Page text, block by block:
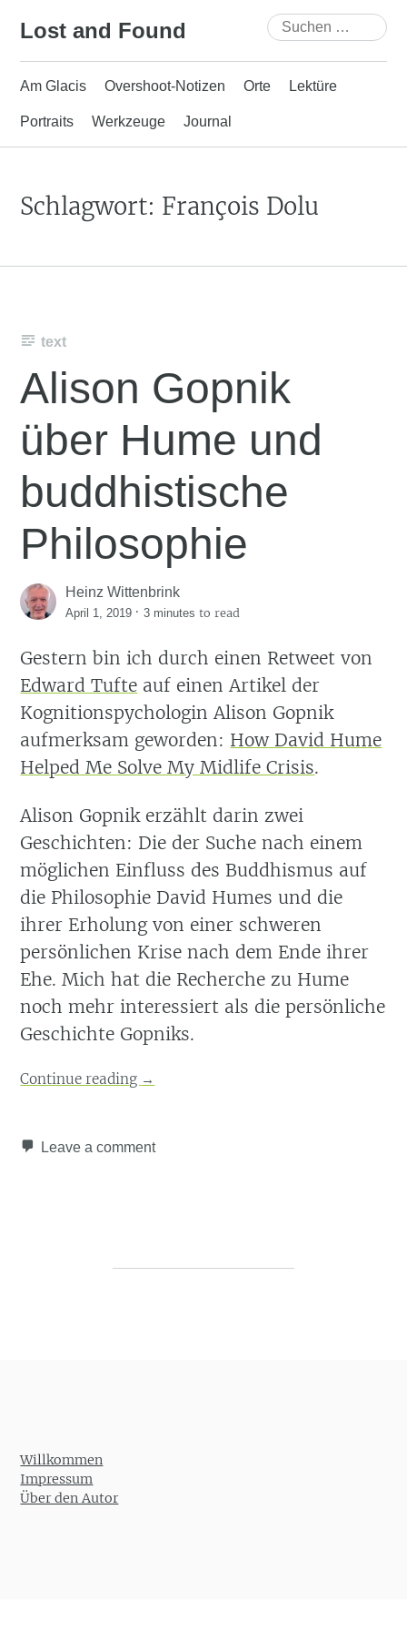
Lost and Found
Suchen
nach:
Am Glacis Overshoot-Notizen Orte Lektüre
Portraits Werkzeuge Journal
Schlagwort: François Dolu
text
Alison Gopnik
über Hume und
buddhistische
Philosophie
Heinz Wittenbrink
April 1, 2019 ·3 minutes to read
Gestern bin ich durch einen Retweet von
Edward Tufte auf einen Artikel der
Kognitionspychologin Alison Gopnik
aufmerksam geworden: How David Hume
Helped Me Solve My Midlife Crisis.
Alison Gopnik erzählt darin zwei
Geschichten: Die der Suche nach einem
möglichen Einfluss des Buddhismus auf
die Philosophie David Humes und die
ihrer Erholung von einer schweren
persönlichen Krise nach dem Ende ihrer
Ehe. Mich hat die Recherche zu Hume
noch mehr interessiert als die persönliche
Geschichte Gopniks.
Continue reading →
Leave a comment
Willkommen
Impressum
Über den Autor